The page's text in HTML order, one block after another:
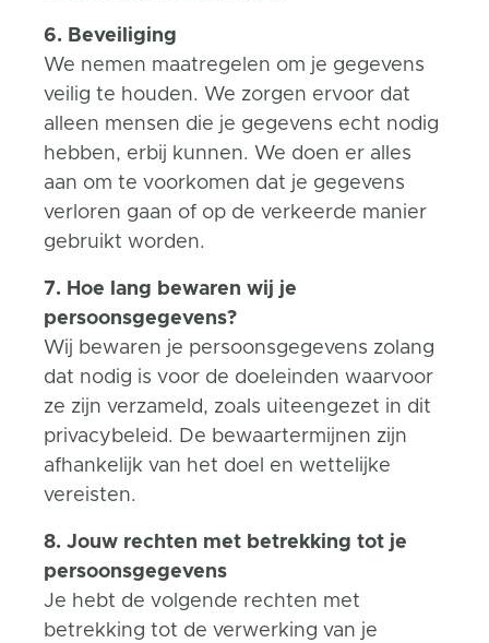
6. Beveiliging
We nemen maatregelen om je gegevens
veilig te houden. We zorgen ervoor dat
alleen mensen die je gegevens echt nodig
hebben, erbij kunnen. We doen er alles
aan om te voorkomen dat je gegevens
verloren gaan of op de verkeerde manier
gebruikt worden.
7. Hoe lang bewaren wij je
persoonsgegevens?
Wij bewaren je persoonsgegevens zolang
dat nodig is voor de doeleinden waarvoor
ze zijn verzameld, zoals uiteengezet in dit
privacybeleid. De bewaartermijnen zijn
afhankelijk van het doel en wettelijke
vereisten.
8. Jouw rechten met betrekking tot je
persoonsgegevens
Je hebt de volgende rechten met
betrekking tot de verwerking van je